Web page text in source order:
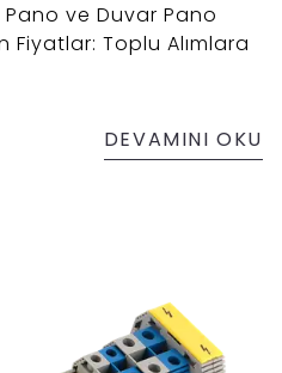
ve Duvar Pano
Fiyatlar: Toplu Alımlara
DEVAMINI OKU